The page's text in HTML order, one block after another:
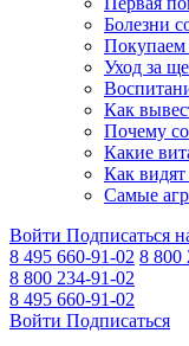
Болезни
Покупаем
Уход за
Как
Почему
Какие
Как видят
Самые
Войти Подписаться
8 495 660-91-02 8 800
8 800 234-91-02
8 495 660-91-02
Войти Подписаться